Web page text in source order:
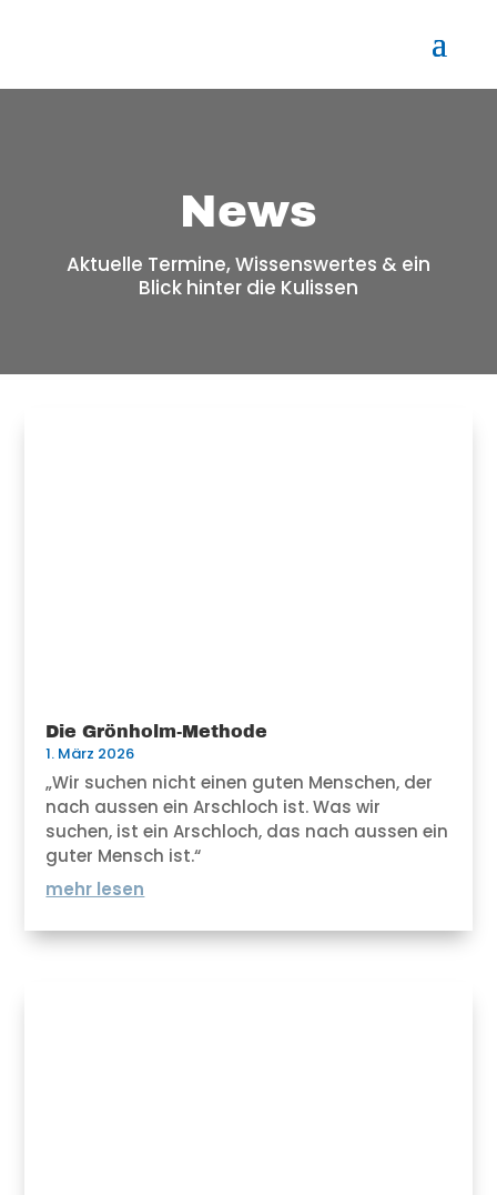
News
Aktuelle Termine, Wissenswertes & ein
Blick hinter die Kulissen
Die Grönholm-Methode
1. März 2026
„Wir suchen nicht einen guten Menschen, der
nach aussen ein Arschloch ist. Was wir
suchen, ist ein Arschloch, das nach aussen ein
guter Mensch ist.“
mehr lesen